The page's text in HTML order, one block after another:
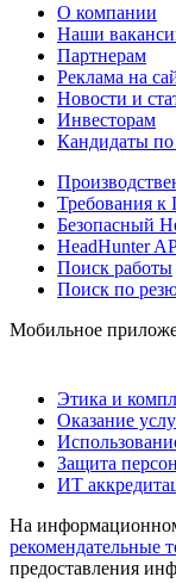
О компании
Наши
Партнерам
Реклама на
Новости и
Инвесторам
Кандидаты
Требования
Безопасный
HeadHunter
Поиск работы
Поиск по
Мобильное
Этика и
Оказание
Защита
ИТ
На
рекомендательные
предоставления